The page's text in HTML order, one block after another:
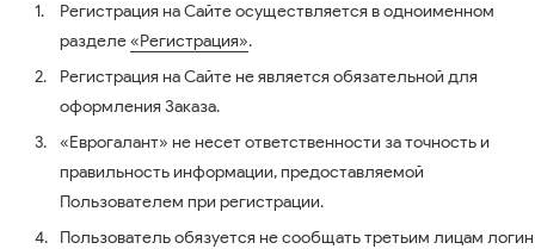
Регистрация на Сайте осуществляется в одноименном
разделе«Регистрация».
Регистрация на Сайте не является обязательной для
оформления Заказа.
«Еврогалант» не несет ответственности за точность и
правильность информации, предоставляемой
Пользователем при регистрации.
Пользователь обязуется не сообщать третьим лицам логин